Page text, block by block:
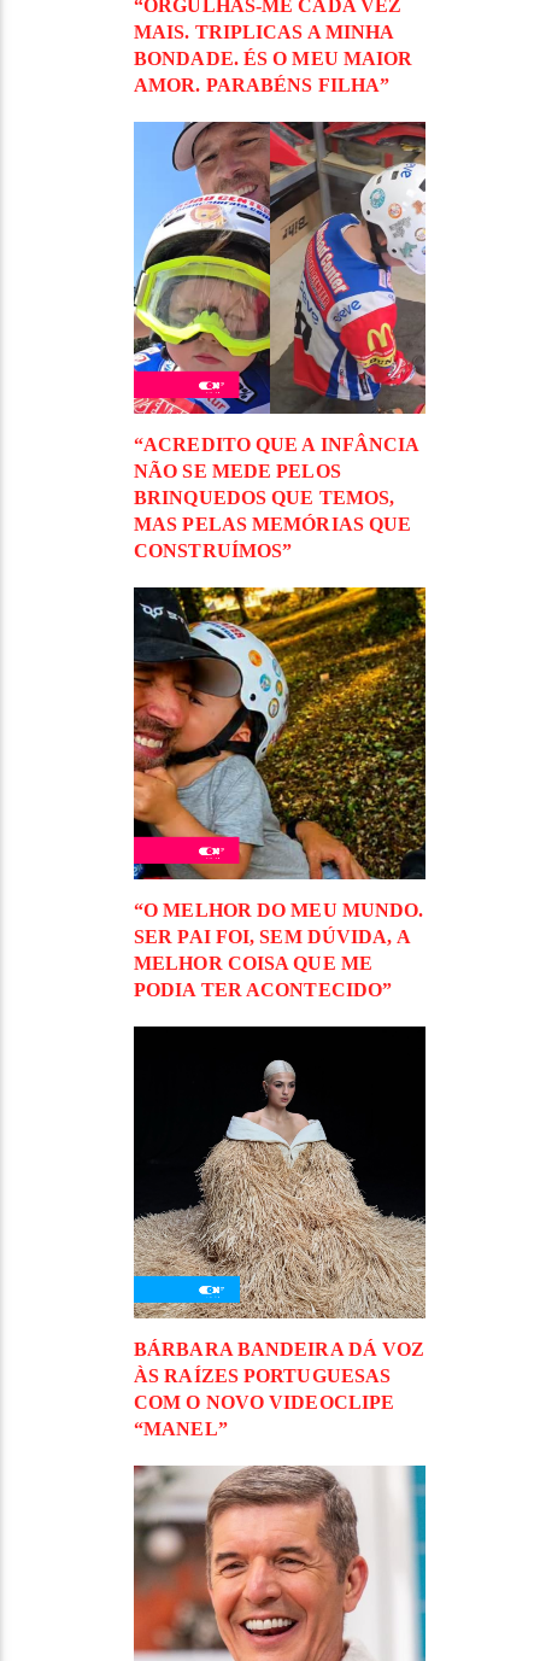
“ORGULHAS-ME CADA VEZ
MAIS. TRIPLICAS A MINHA
BONDADE. ÉS O MEU MAIOR
AMOR. PARABÉNS FILHA”
“ACREDITO QUE A INFÂNCIA
NÃO SE MEDE PELOS
BRINQUEDOS QUE TEMOS,
MAS PELAS MEMÓRIAS QUE
CONSTRUÍMOS”
“O MELHOR DO MEU MUNDO.
SER PAI FOI, SEM DÚVIDA, A
MELHOR COISA QUE ME
PODIA TER ACONTECIDO”
BÁRBARA BANDEIRA DÁ VOZ
ÀS RAÍZES PORTUGUESAS
COM O NOVO VIDEOCLIPE
“MANEL”